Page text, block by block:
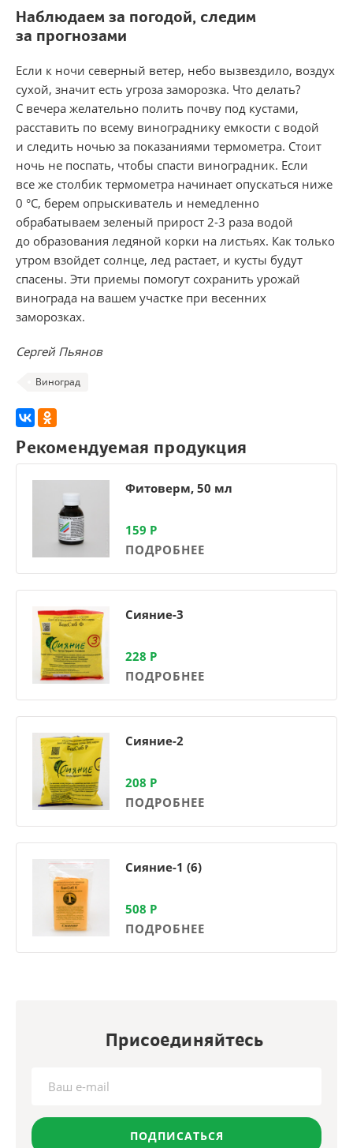
Наблюдаем за погодой, следим
за прогнозами
Если к ночи северный ветер, небо вызвездило, воздух
сухой, значит есть угроза заморозка. Что делать?
С вечера желательно полить почву под кустами,
расставить по всему винограднику емкости с водой
и следить ночью за показаниями термометра. Стоит
ночь не поспать, чтобы спасти виноградник. Если
все же столбик термометра начинает опускаться ниже
0 °С, берем опрыскиватель и немедленно
обрабатываем зеленый прирост 2-3 раза водой
до образования ледяной корки на листьях. Как только
утром взойдет солнце, лед растает, и кусты будут
спасены. Эти приемы помогут сохранить урожай
винограда на вашем участке при весенних
заморозках.
Сергей Пьянов
Виноград
Рекомендуемая продукция
Фитоверм, 50 мл
159 Р
ПОДРОБНЕЕ
Сияние-3
228 Р
ПОДРОБНЕЕ
Сияние-2
208 Р
ПОДРОБНЕЕ
Сияние-1 (6)
508 Р
ПОДРОБНЕЕ
Присоединяйтесь
ПОДПИСАТЬСЯ